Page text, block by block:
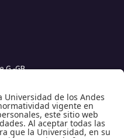
G -GB
2500